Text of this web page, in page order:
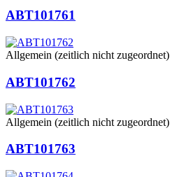
ABT101761
Allgemein (zeitlich nicht zugeordnet)
ABT101762
Allgemein (zeitlich nicht zugeordnet)
ABT101763